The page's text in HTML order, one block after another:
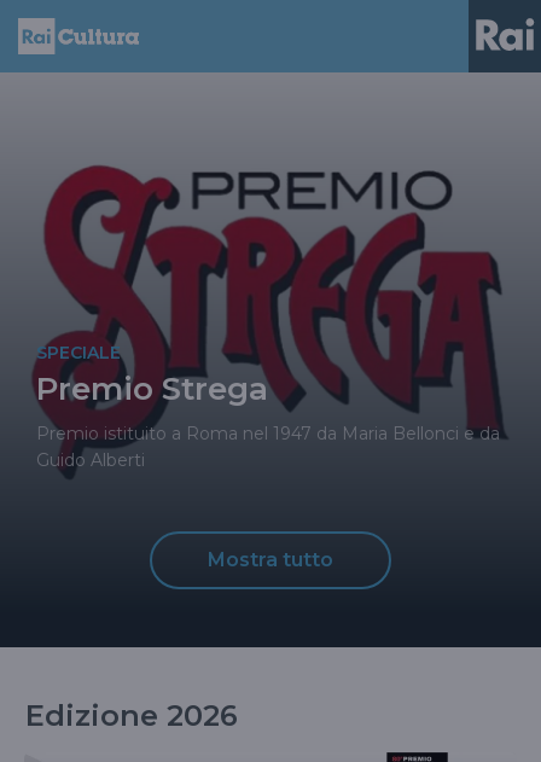
SPECIALE
Premio Strega
Premio istituito a Roma nel 1947 da Maria Bellonci e da
Guido Alberti
Mostra tutto
Edizione 2026